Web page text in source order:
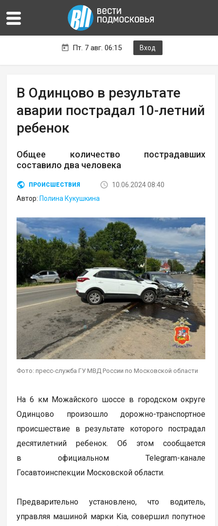
Пт. 7 авг. 06:15 Вход
В Одинцово в результате
аварии пострадал 10-летний
ребенок
Общее количество пострадавших
составило два человека
ПРОИСШЕСТВИЯ
10.06.2024 08:40
Автор: Полина Кукушкина
Фото: пресс-служба ГУ МВД России по Московской области
На 6 км Можайского шоссе в городском округе
Одинцово произошло дорожно-транспортное
происшествие в результате которого пострадал
десятилетний ребенок. Об этом сообщается
в официальном Telegram-канале
Госавтоинспекции Московской области.
Предварительно установлено, что водитель,
управляя машиной марки Kia, совершил попутное